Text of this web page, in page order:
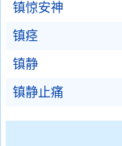
镇惊安神
镇痉
镇静
镇静止痛